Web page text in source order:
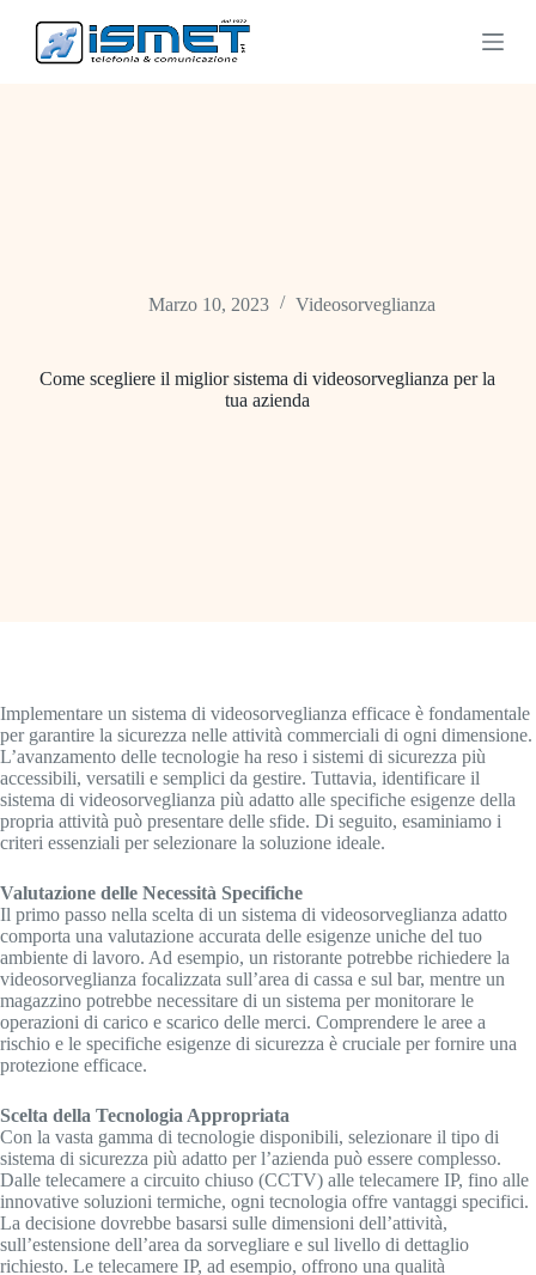
Marzo 10, 2023 Videosorveglianza
Come scegliere il miglior sistema di videosorveglianza per la
tua azienda
Implementare un sistema di videosorveglianza efficace è fondamentale
per garantire la sicurezza nelle attività commerciali di ogni dimensione.
L’avanzamento delle tecnologie ha reso i sistemi di sicurezza più
accessibili, versatili e semplici da gestire. Tuttavia, identificare il
sistema di videosorveglianza più adatto alle specifiche esigenze della
propria attività può presentare delle sfide. Di seguito, esaminiamo i
criteri essenziali per selezionare la soluzione ideale.
Valutazione delle Necessità Specifiche
Il primo passo nella scelta di un sistema di videosorveglianza adatto
comporta una valutazione accurata delle esigenze uniche del tuo
ambiente di lavoro. Ad esempio, un ristorante potrebbe richiedere la
videosorveglianza focalizzata sull’area di cassa e sul bar, mentre un
magazzino potrebbe necessitare di un sistema per monitorare le
operazioni di carico e scarico delle merci. Comprendere le aree a
rischio e le specifiche esigenze di sicurezza è cruciale per fornire una
protezione efficace.
Scelta della Tecnologia Appropriata
Con la vasta gamma di tecnologie disponibili, selezionare il tipo di
sistema di sicurezza più adatto per l’azienda può essere complesso.
Dalle telecamere a circuito chiuso (CCTV) alle telecamere IP, fino alle
innovative soluzioni termiche, ogni tecnologia offre vantaggi specifici.
La decisione dovrebbe basarsi sulle dimensioni dell’attività,
sull’estensione dell’area da sorvegliare e sul livello di dettaglio
richiesto. Le telecamere IP, ad esempio, offrono una qualità